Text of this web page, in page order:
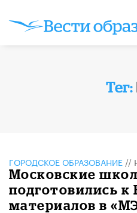
Тег:
ГОРОДСКОЕ ОБРАЗОВАНИЕ //
Московские
подготовились
материалов в